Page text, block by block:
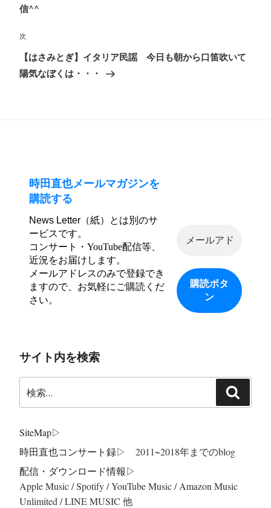
ビ
ゲ
ー
シ
ョ
投
信^^
次
の
投
次
【はさみとぎ】イタリア民謡 今日も朝から口笛吹いて
陽気なぼくは・・・
時田直也メールマガジンを
購読する
News Letter（紙）とは別のサ
ービスです。
コンサート・YouTube配信等、
近況をお届けします。
メールアドレスのみで登録でき
ますので、お気軽にご購読くだ
さい。
サイト内を検索
索:
索
SiteMap▷
時田直也コンサート録▷ 2011~2018年までのblog
配信・ダウンロード情報▷
Apple Music / Spotify / YouTube Music / Amazon Music
Unlimited / LINE MUSIC 他